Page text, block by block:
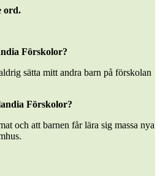
ord.
Förskolor?
sätta mitt andra barn på förskolan
Förskolor?
och att barnen får lära sig massa nya